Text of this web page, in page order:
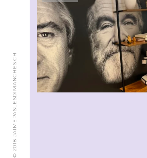
© 2018 JAIMEPASLESDIMANCHES.CH